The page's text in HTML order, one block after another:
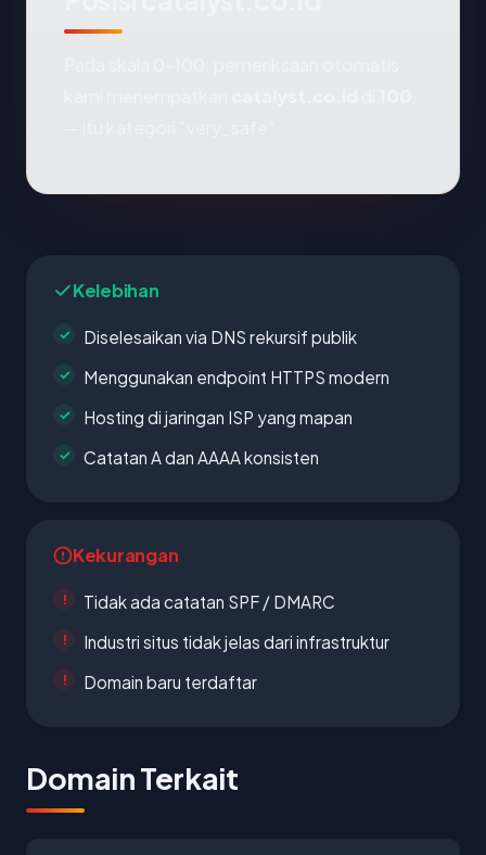
Kelebihan
Diselesaikan via DNS rekursif publik
Menggunakan endpoint HTTPS modern
Hosting di jaringan ISP yang mapan
Catatan A dan AAAA konsisten
Kekurangan
Tidak ada catatan SPF / DMARC
Industri situs tidak jelas dari infrastruktur
Domain baru terdaftar
Domain Terkait